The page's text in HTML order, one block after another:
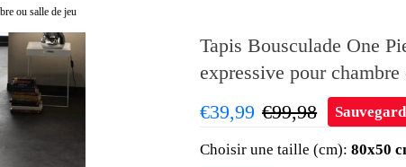
ou salle de jeu
Tapis Bousculade One
expressive pour
€39,99 €99,98
Choisir une taille (cm):80x50